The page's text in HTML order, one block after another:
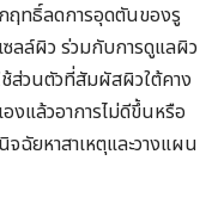
ฤทธิ์ลดการอุดตันของรู
ลล์ผิว ร่วมกับการดูแลผิว
ช้ส่วนตัวที่สัมผัสผิวใต้คาง
งแล้วอาการไม่ดีขึ้นหรือ
ฉัยหาสาเหตุและวางแผน